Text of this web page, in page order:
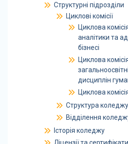
Структурні підрозділи
Циклові комісії
Циклова
аналітики та
бізнесі
Циклова
дисциплін
Циклова
Структура коледжу
Відділення
Історія коледжу
Ліцензії та сертифікати